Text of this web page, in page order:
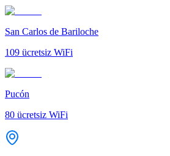
San Carlos de Bariloche
109 ücretsiz WiFi
Pucón
80 ücretsiz WiFi